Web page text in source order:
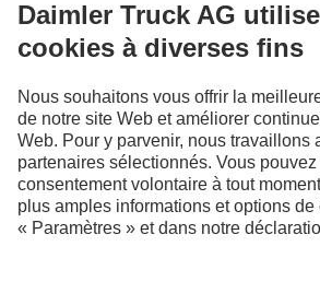
numériques.
LANGUAGE
EN
FR